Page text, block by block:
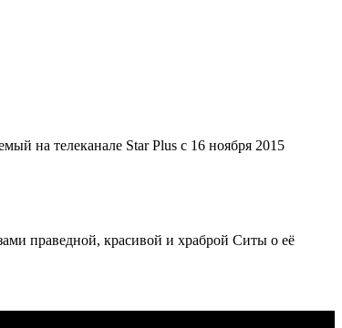
на телеканале Star Plus с 16 ноября 2015
праведной, красивой и храброй Ситы о её